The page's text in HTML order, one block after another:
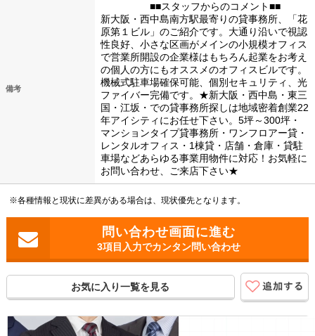
備考
■■スタッフからのコメント■■
新大阪・西中島南方駅最寄りの貸事務所、「花
原第１ビル」のご紹介です。大通り沿いで視認
性良好、小さな区画がメインの小規模オフィス
で営業所開設の企業様はもちろん起業をお考え
の個人の方にもオススメのオフィスビルです。
機械式駐車場確保可能、個別セキュリティ、光
ファイバー完備です。★新大阪・西中島・東三
国・江坂・での貸事務所探しは地域密着創業22
年アイシティにお任せ下さい。5坪～300坪・
マンションタイプ貸事務所・ワンフロアー貸・
レンタルオフィス・1棟貸・店舗・倉庫・貸駐
車場などあらゆる事業用物件に対応！お気軽に
お問い合わせ、ご来店下さい★
※各種情報と現状に差異がある場合は、現状優先となります。
3項目入力でカンタン問い合わせ
お気に入り一覧を見る